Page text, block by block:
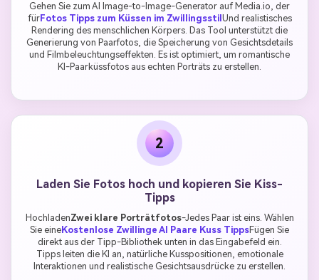
Gehen Sie zum AI Image-to-Image-Generator auf Media.io, der
fürFotos Tipps zum Küssen im Zwillingsstil Und realistisches
Rendering des menschlichen Körpers. Das Tool unterstützt die
Generierung von Paarfotos, die Speicherung von Gesichtsdetails
und Filmbeleuchtungseffekten. Es ist optimiert, um romantische
KI-Paarküssfotos aus echten Porträts zu erstellen.
2
Laden Sie Fotos hoch und kopieren Sie Kiss-
Tipps
HochladenZwei klare Porträtfotos-Jedes Paar ist eins. Wählen
Sie eineKostenlose Zwillinge AI Paare Kuss TippsFügen Sie
direkt aus der Tipp-Bibliothek unten in das Eingabefeld ein.
Tipps leiten die KI an, natürliche Kusspositionen, emotionale
Interaktionen und realistische Gesichtsausdrücke zu erstellen.